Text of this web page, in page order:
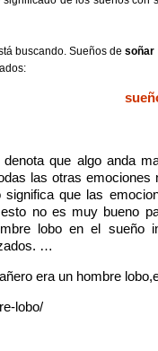
buscando. Sueños desoñar
denota que algo anda
las otras emociones
significa que las
no es muy bueno
lobo enel sueño
…
era un hombre lobo,
lobo/